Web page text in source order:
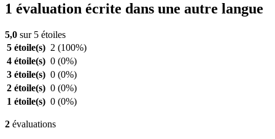
1 évaluation écrite dans une autre langue
5,0 sur 5 étoiles
5 étoile(s) 2 (100%)
4 étoile(s) 0 (0%)
3 étoile(s) 0 (0%)
2 étoile(s) 0 (0%)
1 étoile(s) 0 (0%)
2 évaluations